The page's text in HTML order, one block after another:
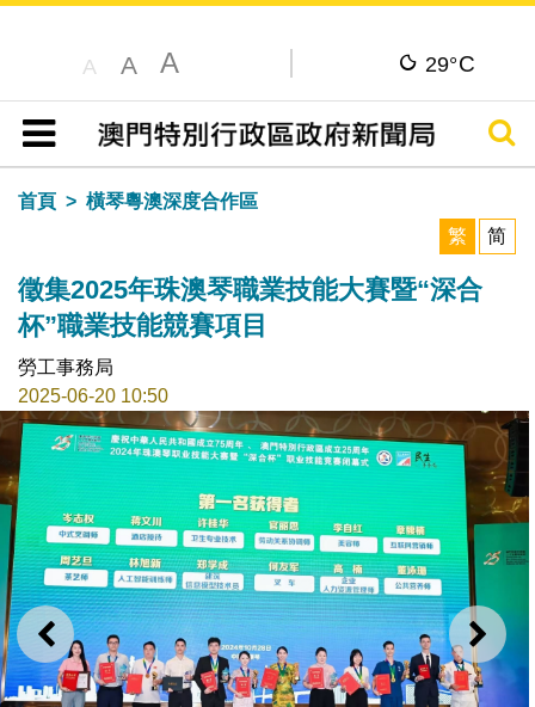
A A A 29°C
目錄
搜尋
首頁
橫琴粵澳深度合作區
繁
简
徵集2025年珠澳琴職業技能大賽暨“深合
杯”職業技能競賽項目
勞工事務局
2025-06-20 10:50
上一則 下一